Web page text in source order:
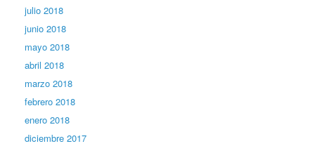
julio 2018
junio 2018
mayo 2018
abril 2018
marzo 2018
febrero 2018
enero 2018
diciembre 2017